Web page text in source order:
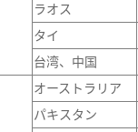
ラオス
タイ
台湾、中国
オーストラリア
パキスタン